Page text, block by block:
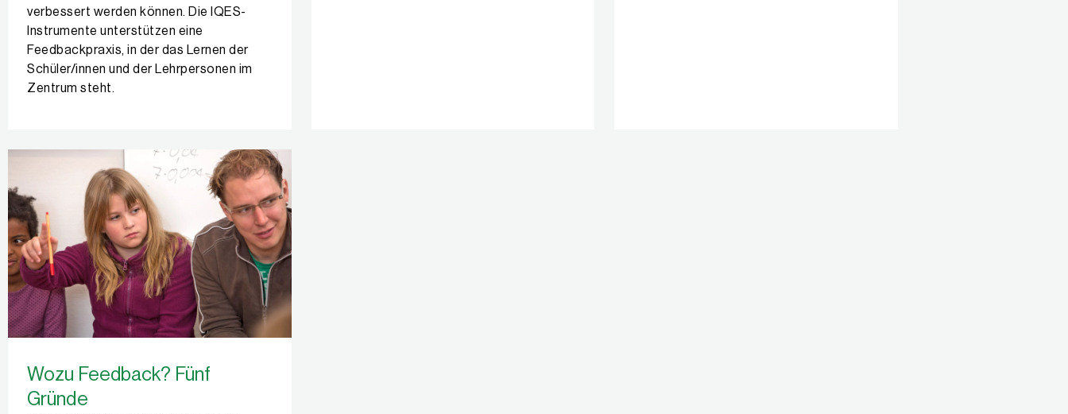
verbessert werden können. Die IQES-
Instrumente unterstützen eine
Feedbackpraxis, in der das Lernen der
Schüler/innen und der Lehrpersonen im
Zentrum steht.
Wozu Feedback? Fünf
Gründe